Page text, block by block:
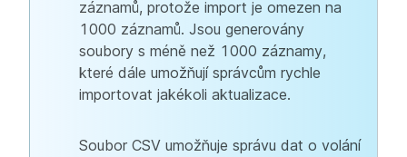
záznamů, protože import je omezen na
1000 záznamů. Jsou generovány
soubory s méně než 1000 záznamy,
které dále umožňují správcům rychle
importovat jakékoli aktualizace.
Soubor CSV umožňuje správu dat o volání